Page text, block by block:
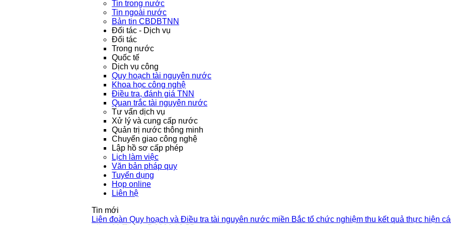
Tin trong nước
Tin ngoài nước
Bản tin CBDBTNN
Đối tác - Dịch vụ
Đối tác
Trong nước
Quốc tế
Dịch vụ công
Quy hoạch tài nguyên nước
Khoa học công nghệ
Điều tra, đánh giá TNN
Quan trắc tài nguyên nước
Tư vấn dịch vụ
Xử lý và cung cấp nước
Quản trị nước thông minh
Chuyển giao công nghệ
Lập hồ sơ cấp phép
Lịch làm việc
Văn bản pháp quy
Tuyển dụng
Họp online
Liên hệ
Tin mới
Liên đoàn Quy hoạch và Điều tra tài nguyên nước miền Bắc tổ chức nghiệm thu kết quả thực hiện